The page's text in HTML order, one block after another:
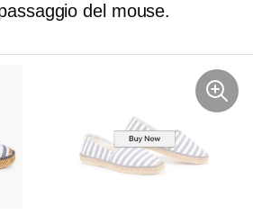
del mouse.